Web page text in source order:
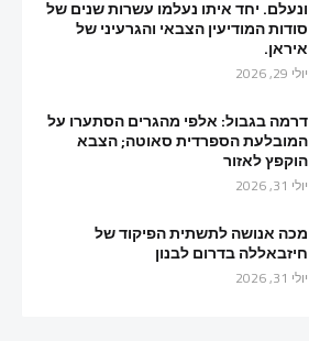
ונעלם. יחד איתו נעלמו עשרות שנים של
סודות המודיעין הצבאי והגרעיני של
איראן.
יולי 29, 2026
דרמה בגבול: אלפי מהגרים הסתערו על
המובלעת הספרדית סאוטה; הצבא
הוקפץ לאזור
יולי 31, 2026
מכה אנושה לתשתית הפיקוד של
חיזבאללה בדרום לבנון
יולי 31, 2026